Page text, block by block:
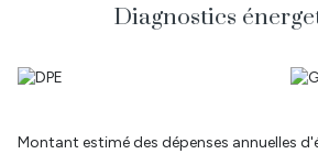
trouverez: écoles primaire et élémentaire,
scolaires pour les lycées aux alentours, de
intercommunale, parc public.
vous propose des biens à vendre et à louer
Diagnostics
Montant estimé des dépenses annuelles